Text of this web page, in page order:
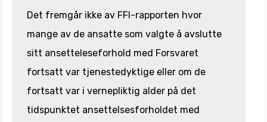
Det fremgår ikke av FFI-rapporten hvor
mange av de ansatte som valgte å avslutte
sitt ansetteleseforhold med Forsvaret
fortsatt var tjenestedyktige eller om de
fortsatt var i vernepliktig alder på det
tidspunktet ansettelsesforholdet med